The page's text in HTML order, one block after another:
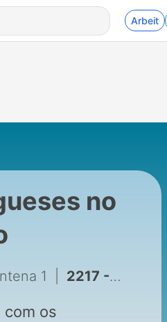
Arbeit
no
1 2217 - Adriano Pina, Inglaterra: " é casa, mas não é a casa"
com os